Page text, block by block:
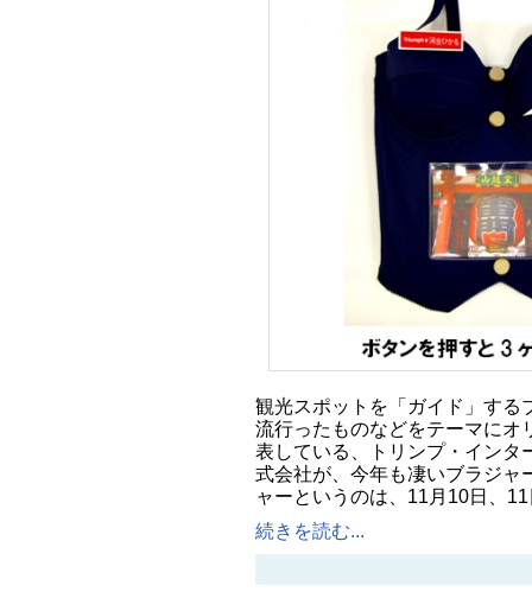
観光スポットを「ガイド」する
流行ったものなどをテーマにオ
表している、トリンプ・インタ
式会社が、今年も凄いブラジャ
ャーというのは、11月10日、
続きを読む...